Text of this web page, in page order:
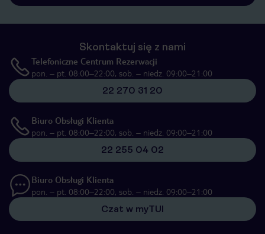
Skontaktuj się z nami
Telefoniczne Centrum Rezerwacji
pon. – pt. 08:00–22:00, sob. – niedz. 09:00–21:00
22 270 31 20
Biuro Obsługi Klienta
pon. – pt. 08:00–22:00, sob. – niedz. 09:00–21:00
22 255 04 02
Biuro Obsługi Klienta
pon. – pt. 08:00–22:00, sob. – niedz. 09:00–21:00
Czat w myTUI